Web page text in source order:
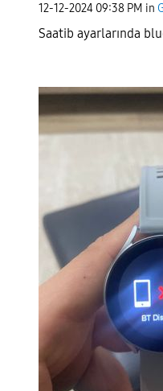
‎12-12-2024 09:38 PM in
Saatib ayarlarında